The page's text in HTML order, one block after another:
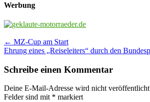
Werbung
Post
navigation
← MZ-Cup am Start
Ehrung eines „Reiseleiters“ durch den
Schreibe einen Kommentar
Deine E-Mail-Adresse wird nicht
Felder sind mit * markiert